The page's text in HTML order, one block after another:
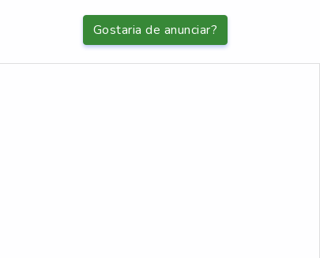
Gostaria de anunciar?